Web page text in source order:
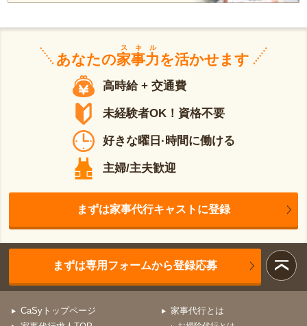
あなたの家事力
スキル
を活かせます
高時給 + 交通費
未経験者OK！資格不要
好きな曜日·時間に働ける
主婦/主夫歓迎
まずは家事代行キャストに登録
まずは専用フォームから登録応募
CaSyトップページ
家事代行とは